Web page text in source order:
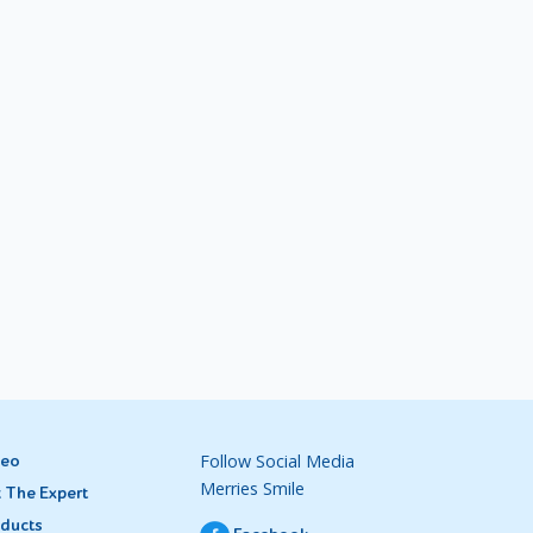
usia
The Expert
Follow Social Media
Merries Smile